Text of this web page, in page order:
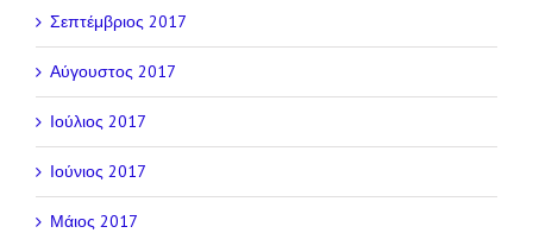
Σεπτέμβριος 2017
Αύγουστος 2017
Ιούλιος 2017
Ιούνιος 2017
Μάιος 2017